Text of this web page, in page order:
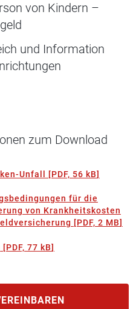
von Kindern –
und Information
zum Download
Unfall [PDF, 56 kB]
für die
von Krankheitskosten
[PDF, 2 MB]
[PDF, 77 kB]